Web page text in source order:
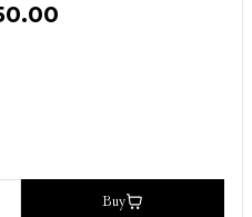
Buy